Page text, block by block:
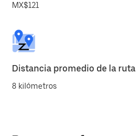
MX$121
Distancia promedio de la ruta
8 kilómetros